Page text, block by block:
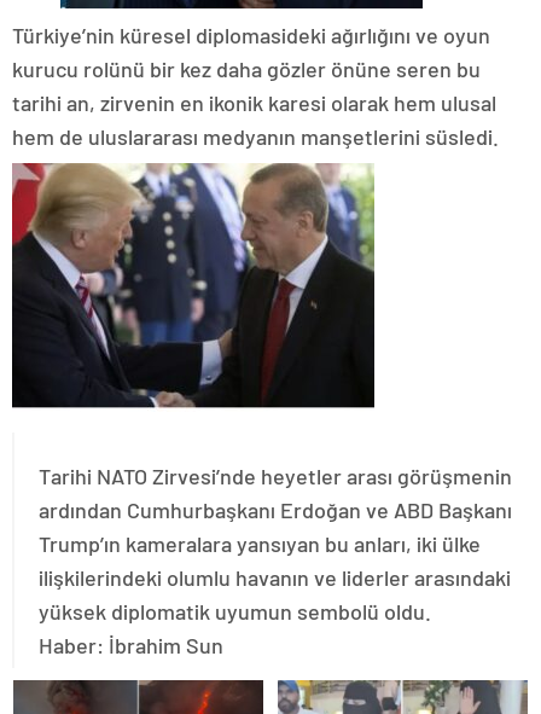
​Türkiye’nin küresel diplomasideki ağırlığını ve oyun
kurucu rolünü bir kez daha gözler önüne seren bu
tarihi an, zirvenin en ikonik karesi olarak hem ulusal
hem de uluslararası medyanın manşetlerini süsledi.
​Tarihi NATO Zirvesi’nde heyetler arası görüşmenin
ardından Cumhurbaşkanı Erdoğan ve ABD Başkanı
Trump’ın kameralara yansıyan bu anları, iki ülke
ilişkilerindeki olumlu havanın ve liderler arasındaki
yüksek diplomatik uyumun sembolü oldu.
Haber: İbrahim Sun